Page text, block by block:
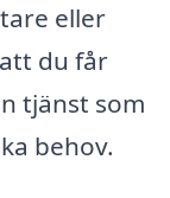
eller
du får
tjänst som
behov.